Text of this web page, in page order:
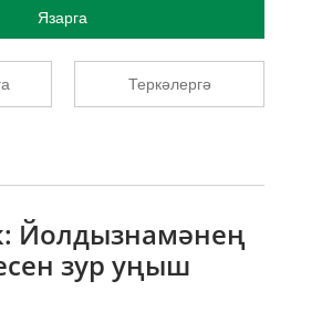
Язарга
Теркәлергә
Йолдызнамәнең
зур уңыш